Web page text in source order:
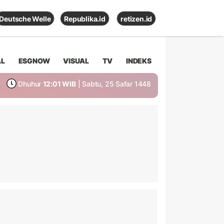
Deutsche Welle Republika.id retizen.id
ESGNOW VISUAL TV INDEKS
Dhuhur 12:01 WIB | Sabtu, 25 Safar 1448